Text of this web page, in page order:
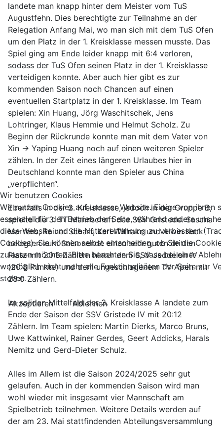
landete man knapp hinter dem Meister vom TuS
Augustfehn. Dies berechtigte zur Teilnahme an der
Relegation Anfang Mai, wo man sich mit dem TuS Ofen
um den Platz in der 1. Kreisklasse messen musste. Das
Spiel ging am Ende leider knapp mit 6:4 verloren,
sodass der TuS Ofen seinen Platz in der 1. Kreisklasse
verteidigen konnte. Aber auch hier gibt es zur
kommenden Saison noch Chancen auf einen
eventuellen Startplatz in der 1. Kreisklasse. Im Team
spielen: Xin Huang, Jörg Waschitschek, Jens
Lohtringer, Klaus Hemmie und Helmut Scholz. Zu
Beginn der Rückrunde konnte man mit dem Vater von
Xin -> Yaping Huang noch auf einen weiteren Spieler
zählen. In der Zeit eines längeren Urlaubes hier in
Deutschland konnte man den Spieler aus China
„verpflichten“.
Ebenfalls in der 2. Kreisklasse, jedoch in der Gruppe B,
spielte die 3. TT Mannschaft des SSV Gristede. Sascha
Martens, Rainer Scharf, Karl Withake und Alwin Kuck
belegten zum Saisonende einen sehr guten dritten
Platz mit 20:8 Zählern hinter dem SSV Jeddeloh IV
(20:8 Punkte) und dem ungeschlagenem TV Apen mit
28:0 Zählern.
Im soliden Mittelfeld der 3. Kreisklasse A landete zum
Ende der Saison der SSV Gristede IV mit 20:12
Zählern. Im Team spielen: Martin Dierks, Marco Bruns,
Uwe Kattwinkel, Rainer Gerdes, Geert Addicks, Harals
Nemitz und Gerd-Dieter Schulz.
Alles im Allem ist die Saison 2024/2025 sehr gut
gelaufen. Auch in der kommenden Saison wird man
wohl wieder mit insgesamt vier Mannschaft am
Spielbetrieb teilnehmen. Weitere Details werden auf
der am 23. Mai stattfindenden Abteilungsversammlung
Wir benutzen Cookies
Wir nutzen Cookies auf unserer Website. Einige von ihnen
essenziell für den Betrieb der Seite, während andere uns
diese Website und die Nutzererfahrung zu verbessern
Cookies). Sie können selbst entscheiden, ob Sie die
zulassen möchten. Bitte beachten Sie, dass bei einer
womöglich nicht mehr alle Funktionalitäten der Seite zur
stehen.
Akzeptieren Ablehnen